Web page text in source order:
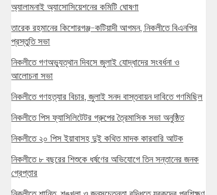
অ্যালামনাই অ্যাসোসিয়েশনের কমিটি ঘোষণা
তারেক রহমানের কিশোরগঞ্জ-কটিয়াদী আগমন, নিকলীতে বিএনপির
প্রস্তুতি সভা
নিকলীতে গণঅভ্যুত্থান দিবসে জুলাই যোদ্ধাদের সংবর্ধনা ও
আলোচনা সভা
নিকলীতে গণহত্যার বিচার, জুলাই সনদ বাস্তবায়ন দাবিতে গণমিছিল
নিকলীতে পিস ফ্যাসিলিটেটর গ্রুপের ত্রৈমাসিক সভা অনুষ্ঠিত
নিকলীতে ২০ পিস ইয়াবাসহ দুই কথিত মাদক কারবারি আটক
নিকলীতে ৮ বছরের শিশুকে ধর্ষণের অভিযোগে তিন সন্তানের জনক
গ্রেপ্তার